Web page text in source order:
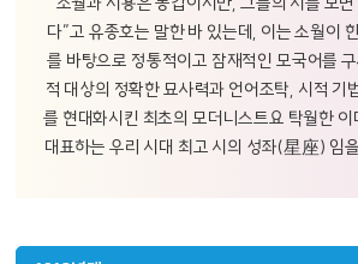
다”고 유종호는 말한 바 있는데, 이는 소월이
를 바탕으로 정통적이고 잠재적인 모국어를
적 대상의 정확한 묘사력과 언어조탁, 시적 기
를 현대화시킨 최초의 모더니스트요 탁월한
대표하는 우리 시대 최고 시의 성좌(星座) 임